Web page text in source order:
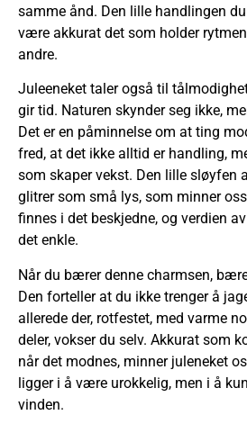
samme ånd. Den lille handlingen
være akkurat det som holder
andre.
Juleeneket taler også til
gir tid. Naturen skynder seg ikke,
Det er en påminnelse om at ting
fred, at det ikke alltid er handling,
som skaper vekst. Den lille sløyfen
glitrer som små lys, som minner
finnes i det beskjedne, og verdien
det enkle.
Når du bærer denne charmsen,
Den forteller at du ikke trenger å
allerede der, rotfestet, med varme
deler, vokser du selv. Akkurat som
når det modnes, minner juleneket
ligger i å være urokkelig, men i å
vinden.